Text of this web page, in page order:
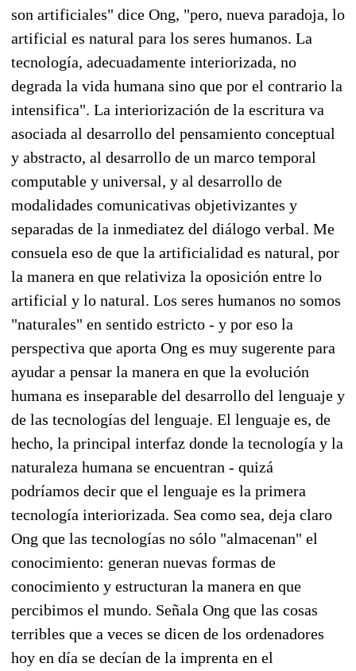
son artificiales" dice Ong, "pero, nueva paradoja, lo
artificial es natural para los seres humanos. La
tecnología, adecuadamente interiorizada, no
degrada la vida humana sino que por el contrario la
intensifica". La interiorización de la escritura va
asociada al desarrollo del pensamiento conceptual
y abstracto, al desarrollo de un marco temporal
computable y universal, y al desarrollo de
modalidades comunicativas objetivizantes y
separadas de la inmediatez del diálogo verbal. Me
consuela eso de que la artificialidad es natural, por
la manera en que relativiza la oposición entre lo
artificial y lo natural. Los seres humanos no somos
"naturales" en sentido estricto - y por eso la
perspectiva que aporta Ong es muy sugerente para
ayudar a pensar la manera en que la evolución
humana es inseparable del desarrollo del lenguaje y
de las tecnologías del lenguaje. El lenguaje es, de
hecho, la principal interfaz donde la tecnología y la
naturaleza humana se encuentran - quizá
podríamos decir que el lenguaje es la primera
tecnología interiorizada. Sea como sea, deja claro
Ong que las tecnologías no sólo "almacenan" el
conocimiento: generan nuevas formas de
conocimiento y estructuran la manera en que
percibimos el mundo. Señala Ong que las cosas
terribles que a veces se dicen de los ordenadores
hoy en día se decían de la imprenta en el